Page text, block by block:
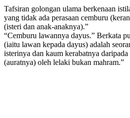
Tafsiran golongan ulama berkenaan
yang tidak ada perasaan cemburu
(isteri dan anak-anaknya).”
“Cemburu lawannya dayus.” Berkata
(iaitu lawan kepada dayus) adalah
isterinya dan kaum kerabatnya
(auratnya) oleh lelaki bukan mahram.”